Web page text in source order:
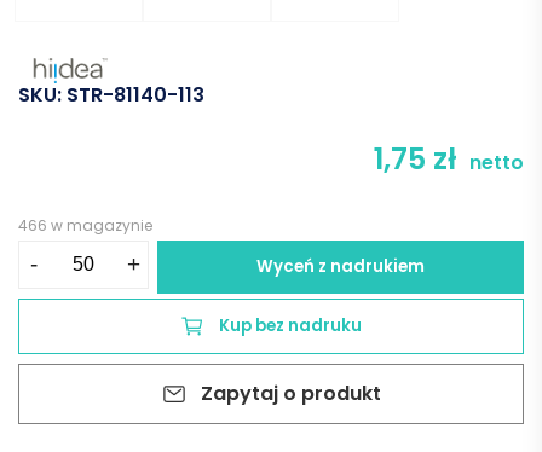
SKU: STR-81140-113
1,75 zł netto
466 w magazynie
-
o
wykończeniu
+ Wyceń z nadrukiem
Kup bez nadruku
Zapytaj o produkt